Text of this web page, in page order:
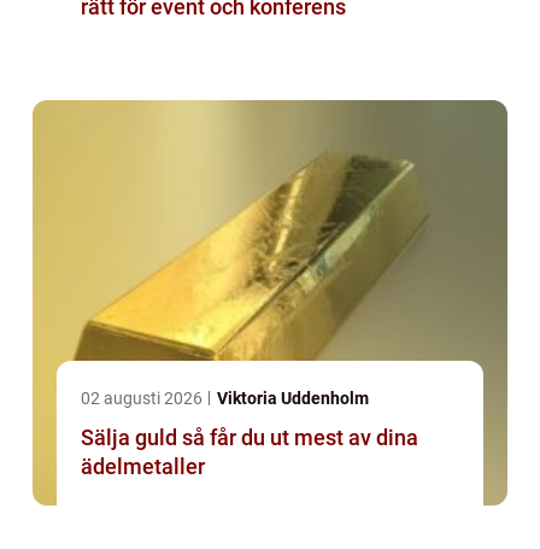
rätt för event och konferens
02 augusti 2026 Viktoria Uddenholm
Sälja guld så får du ut mest av dina
ädelmetaller